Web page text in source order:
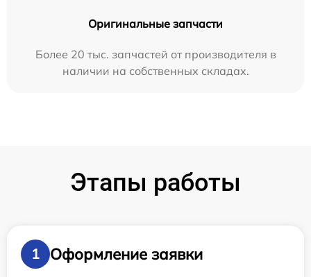
Оригинальные запчасти
Более 20 тыс. запчастей от производителя в
наличии на собственных складах.
Этапы работы
1
Оформление заявки